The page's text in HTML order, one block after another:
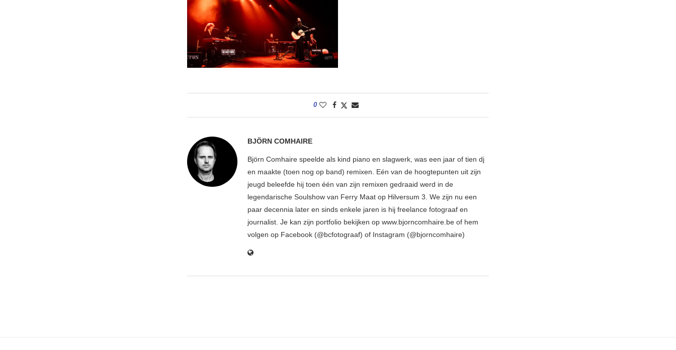
0
BJÖRN COMHAIRE
Björn Comhaire speelde als kind piano en slagwerk, was een jaar of tien dj
en maakte (toen nog op band) remixen. Eén van de hoogtepunten uit zijn
jeugd beleefde hij toen één van zijn remixen gedraaid werd in de
legendarische Soulshow van Ferry Maat op Hilversum 3. We zijn nu een
paar decennia later en sinds enkele jaren is hij freelance fotograaf en
journalist. Je kan zijn portfolio bekijken op www.bjorncomhaire.be of hem
volgen op Facebook (@bcfotograaf) of Instagram (@bjorncomhaire)